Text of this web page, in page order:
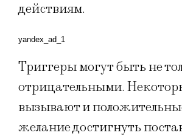
действиям.
yandex_ad_1
Триггеры могут быть не
отрицательными.
вызывают и
желание достигнуть